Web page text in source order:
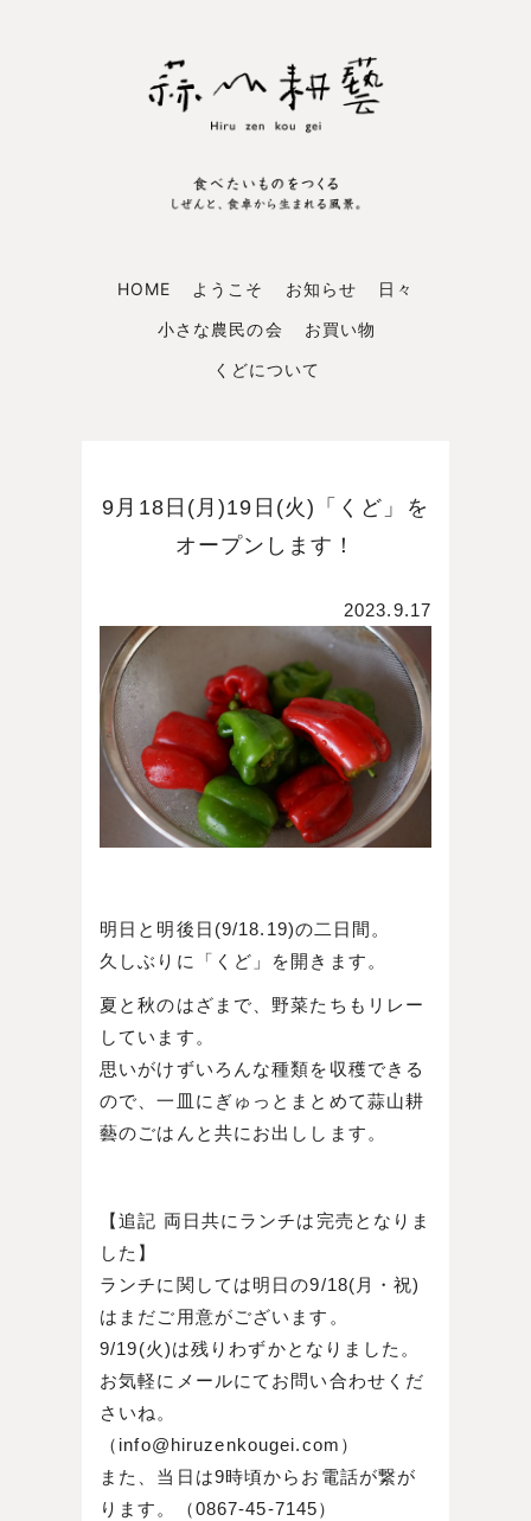
HOME ようこそ お知らせ
日々
小さな農民の会
お買い物
くどについて
9月18日(月)19日(火)「くど」を
オープンします！
2023.9.17
明日と明後日(9/18.19)の二日間。
久しぶりに「くど」を開きます。
夏と秋のはざまで、野菜たちもリレー
しています。
思いがけずいろんな種類を収穫できる
ので、一皿にぎゅっとまとめて蒜山耕
藝のごはんと共にお出しします。
【追記 両日共にランチは完売となりま
した】
ランチに関しては明日の9/18(月・祝)
はまだご用意がございます。
9/19(火)は残りわずかとなりました。
お気軽にメールにてお問い合わせくだ
さいね。
（info@hiruzenkougei.com）
また、当日は9時頃からお電話が繋が
ります。（0867-45-7145）